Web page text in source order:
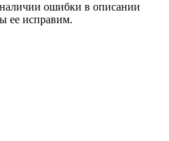
ошибки в описании
ее исправим.